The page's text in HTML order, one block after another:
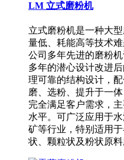
LM 立式磨粉机
立式磨粉机是一种大
量低、耗能高等技术
公司多年先进的磨粉
多年的潜心设计改进
理可靠的结构设计，
磨、选粉、提升于一
完全满足客户需求，
水平。可广泛应用于
矿等行业，特别适用
状、颗粒状及粉状原